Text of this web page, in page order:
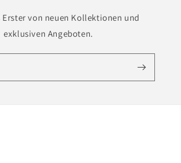
Erster von neuen Kollektionen und
exklusiven Angeboten.